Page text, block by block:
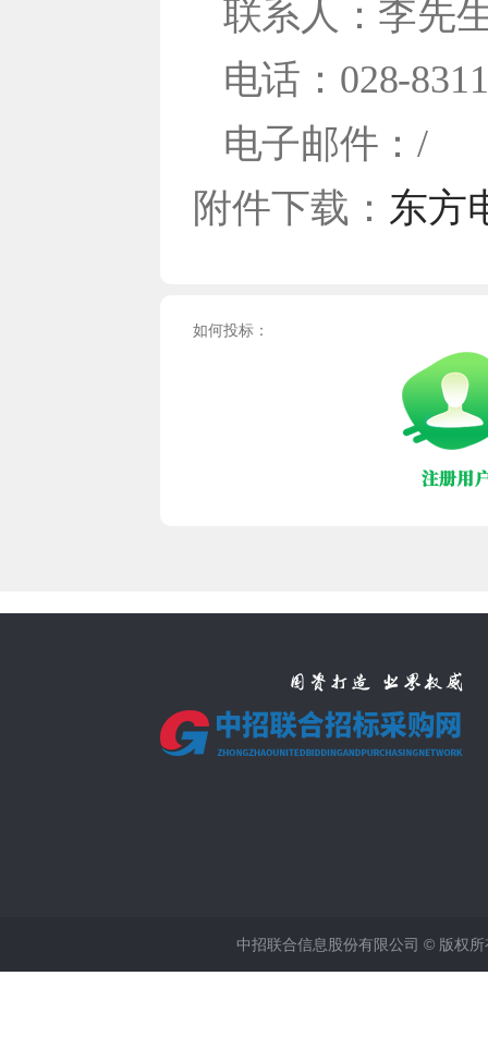
联系人：李先
电话：028-
电子邮件：/
附件下载： 东方
如何投标：
中招联合信息股份有限公司 © 版权